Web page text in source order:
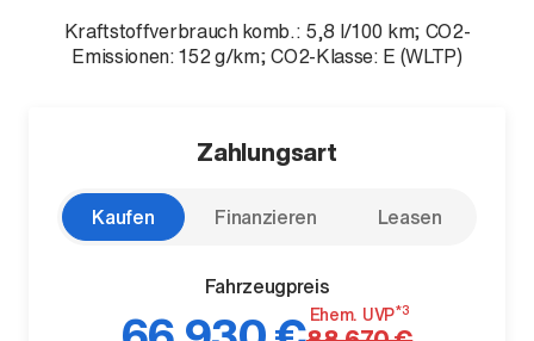
Karriere
News
Kraftstoffverbrauch komb.: 5,8 l/100 km; CO2-
Emissionen: 152 g/km; CO2-Klasse: E (WLTP)
Zahlungsart
Kaufen Finanzieren Leasen
Fahrzeugpreis
Ehem. UVP*3